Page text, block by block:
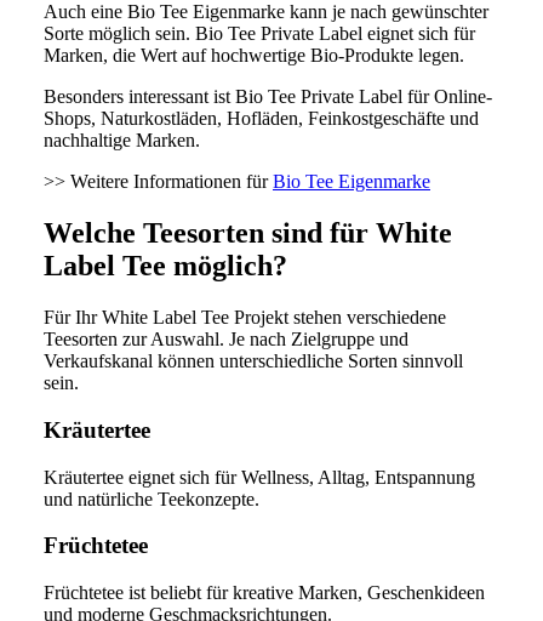
Auch eine Bio Tee Eigenmarke kann je nach gewünschter
Sorte möglich sein. Bio Tee Private Label eignet sich für
Marken, die Wert auf hochwertige Bio-Produkte legen.
Besonders interessant ist Bio Tee Private Label für Online-
Shops, Naturkostläden, Hofläden, Feinkostgeschäfte und
nachhaltige Marken.
>> Weitere Informationen fürBio Tee Eigenmarke
Welche Teesorten sind für White
Label Tee möglich?
Für Ihr White Label Tee Projekt stehen verschiedene
Teesorten zur Auswahl. Je nach Zielgruppe und
Verkaufskanal können unterschiedliche Sorten sinnvoll
sein.
Kräutertee
Kräutertee eignet sich für Wellness, Alltag, Entspannung
und natürliche Teekonzepte.
Früchtetee
Früchtetee ist beliebt für kreative Marken, Geschenkideen
und moderne Geschmacksrichtungen.